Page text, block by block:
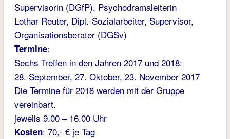
Supervisorin (DGfP), Psychodramaleiterin
Lothar Reuter, Dipl.-Sozialarbeiter, Supervisor,
Organisationsberater (DGSv)
Termine:
Sechs Treffen in den Jahren 2017 und 2018:
28. September, 27. Oktober, 23. November 2017
Die Termine für 2018 werden mit der Gruppe
vereinbart.
jeweils 9.00 – 16.00 Uhr
Kosten: 70,- € je Tag